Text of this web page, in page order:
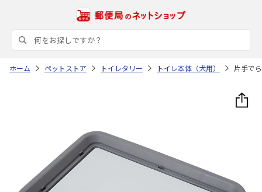
ホーム ペットストア トイレタリー トイレ本体（犬用） 片手で